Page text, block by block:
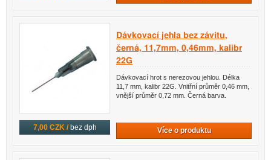
7,00 CZK / bez dph
Dávkovací jehla bez závitu,
černá, 11,7mm, 0,46mm, kalibr
22G
Dávkovací hrot s nerezovou jehlou. Délka
11,7 mm, kalibr 22G. Vnitřní průměr 0,46 mm,
vnější průměr 0,72 mm. Černá barva.
Více o produktu